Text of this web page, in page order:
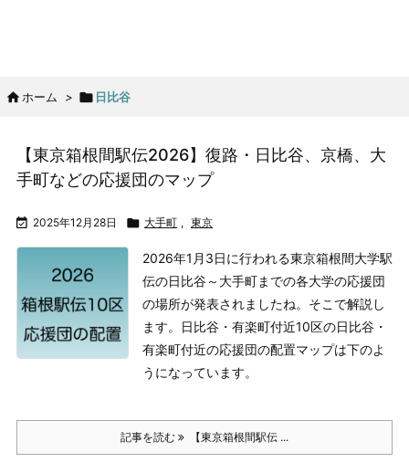
 ホーム >  日比谷
【東京箱根間駅伝2026】復路・日比谷、京橋、大
手町などの応援団のマップ
 2025年12月28日  大手町 , 東京
2026年1月3日に行われる東京箱根間大学駅
伝の日比谷～大手町までの各大学の応援団
の場所が発表されましたね。そこで解説し
ます。
日比谷・有楽町付近10区の日比谷・
有楽町付近の応援団の配置マップは下のよ
うになっています。
記事を読む 【東京箱根間駅伝 ...